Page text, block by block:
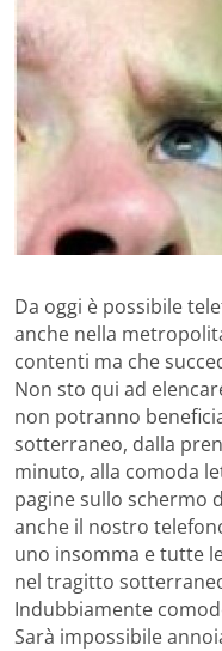
Da oggi è possibile
anche nella
contenti ma che
Non sto qui ad
non potranno
sotterraneo, dalla
minuto, alla comoda
pagine sullo schermo
anche il nostro
uno insomma e tutte
nel tragitto
Indubbiamente
Sarà impossibile